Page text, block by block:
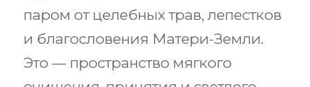
паром от целебных трав, лепестков
и благословения Матери-Земли.
Это — пространство мягкого